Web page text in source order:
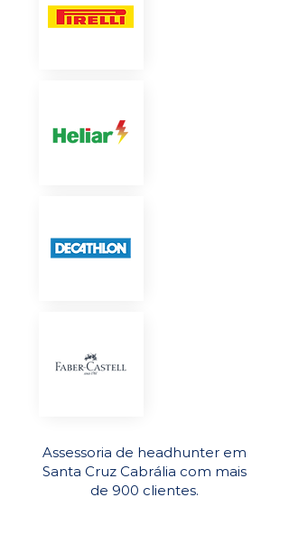
Assessoria de headhunter em
Santa Cruz Cabrália com mais
de 900 clientes.